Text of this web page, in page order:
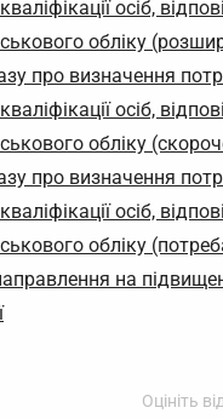
осіб,
обліку
про визначення
осіб,
обліку
про визначення
осіб,
обліку
на
Оцініть